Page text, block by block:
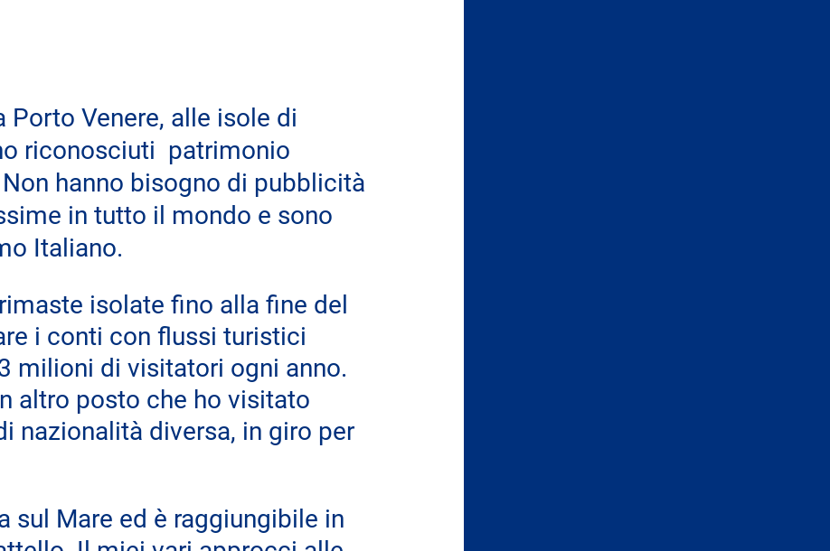
Porto Venere, alle isole di
riconosciuti  patrimonio
hanno bisogno di pubblicità
in tutto il mondo e sono
Italiano.
isolate fino alla fine del
i conti con flussi turistici
milioni di visitatori ogni anno.
altro posto che ho visitato
nazionalità diversa, in giro per
sul Mare ed è raggiungibile in